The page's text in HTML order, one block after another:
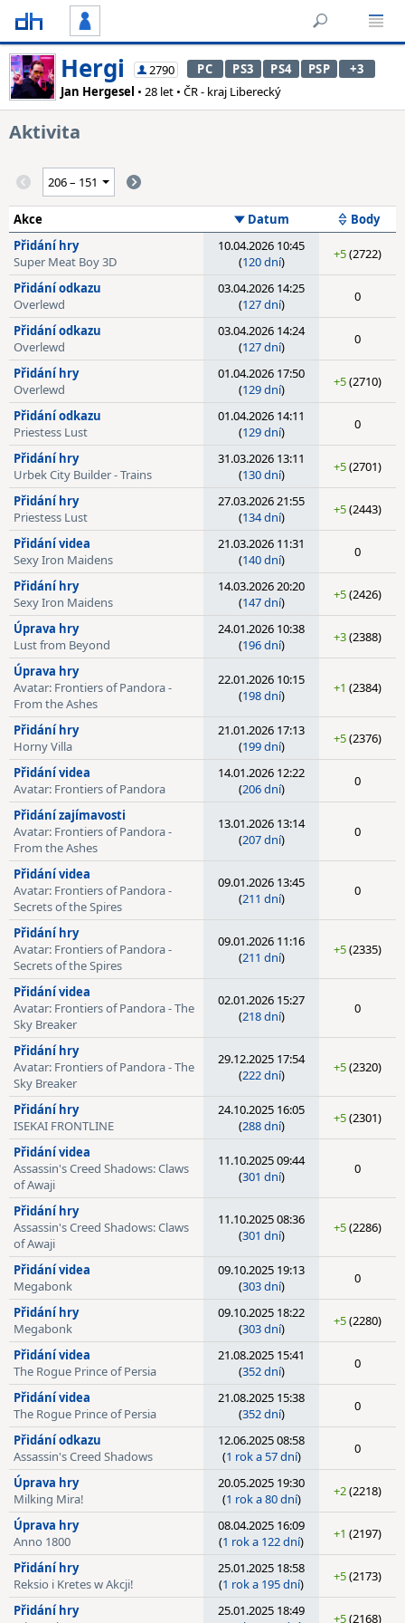
Hergi 2790 PC PS3 PS4 PSP
+3
Jan Hergesel • 28 let • ČR - kraj Liberecký
Aktivita
Akce Datum
Body
Přidání hry
Super Meat Boy 3D
10.04.2026 10:45
(120 dní) +5(2722)
Přidání odkazu
Overlewd
03.04.2026 14:25
(127 dní) 0
Přidání odkazu
Overlewd
03.04.2026 14:24
(127 dní) 0
Přidání hry
Overlewd
01.04.2026 17:50
(129 dní) +5(2710)
Přidání odkazu
Priestess Lust
01.04.2026 14:11
(129 dní) 0
Přidání hry
Urbek City Builder - Trains
31.03.2026 13:11
(130 dní) +5(2701)
Přidání hry
Priestess Lust
27.03.2026 21:55
(134 dní) +5(2443)
Přidání videa
Sexy Iron Maidens
21.03.2026 11:31
(140 dní) 0
Přidání hry
Sexy Iron Maidens
14.03.2026 20:20
(147 dní) +5(2426)
Úprava hry
Lust from Beyond
24.01.2026 10:38
(196 dní) +3(2388)
Úprava hry
Avatar: Frontiers of Pandora -
From the Ashes
22.01.2026 10:15
(198 dní) +1 (2384)
Přidání hry
Horny Villa
21.01.2026 17:13
(199 dní) +5(2376)
Přidání videa
Avatar: Frontiers of Pandora
14.01.2026 12:22
(206 dní) 0
Přidání zajímavosti
Avatar: Frontiers of Pandora -
From the Ashes
13.01.2026 13:14
(207 dní) 0
Přidání videa
Avatar: Frontiers of Pandora -
Secrets of the Spires
09.01.2026 13:45
(211 dní) 0
Přidání hry
Avatar: Frontiers of Pandora -
Secrets of the Spires
09.01.2026 11:16
(211 dní) +5(2335)
Přidání videa
Avatar: Frontiers of Pandora - The
Sky Breaker
02.01.2026 15:27
(218 dní) 0
Přidání hry
Avatar: Frontiers of Pandora - The
Sky Breaker
29.12.2025 17:54
(222 dní) +5(2320)
Přidání hry
ISEKAI FRONTLINE
24.10.2025 16:05
(288 dní) +5(2301)
Přidání videa
Assassin's Creed Shadows: Claws
of Awaji
11.10.2025 09:44
(301 dní) 0
Přidání hry
Assassin's Creed Shadows: Claws
of Awaji
11.10.2025 08:36
(301 dní) +5(2286)
Přidání videa
Megabonk
09.10.2025 19:13
(303 dní) 0
Přidání hry
Megabonk
09.10.2025 18:22
(303 dní) +5(2280)
Přidání videa
The Rogue Prince of Persia
21.08.2025 15:41
(352 dní) 0
Přidání videa
The Rogue Prince of Persia
21.08.2025 15:38
(352 dní) 0
Přidání odkazu
Assassin's Creed Shadows
12.06.2025 08:58
(1 rok a 57 dní) 0
Úprava hry
Milking Mira!
20.05.2025 19:30
(1 rok a 80 dní) +2(2218)
Úprava hry
Anno 1800
08.04.2025 16:09
(1 rok a 122 dní) +1 (2197)
Přidání hry
Reksio i Kretes w Akcji!
25.01.2025 18:58
(1 rok a 195 dní) +5(2173)
Přidání hry
25.01.2025 18:49
+5(2168)